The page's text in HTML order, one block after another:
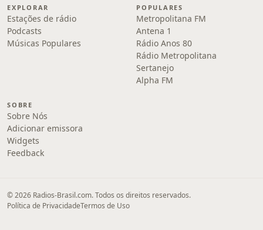
EXPLORAR
Estações de rádio
Podcasts
Músicas Populares
POPULARES
Metropolitana FM
Antena 1
Rádio Anos 80
Rádio Metropolitana
Sertanejo
Alpha FM
SOBRE
Sobre Nós
Adicionar emissora
Widgets
Feedback
© 2026 Radios-Brasil.com. Todos os direitos reservados.
Política de PrivacidadeTermos de Uso